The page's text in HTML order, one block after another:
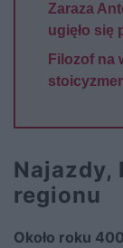
Zaraza
ugięło się
Filozof na
Najazdy,
regionu
Około roku